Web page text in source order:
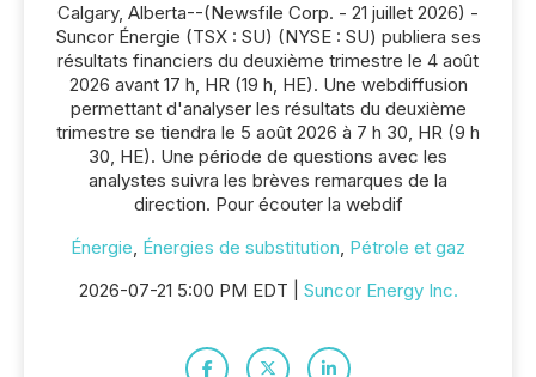
Calgary, Alberta--(Newsfile Corp. - 21 juillet 2026) -
Suncor Énergie (TSX : SU) (NYSE : SU) publiera ses
résultats financiers du deuxième trimestre le 4 août
2026 avant 17 h, HR (19 h, HE). Une webdiffusion
permettant d'analyser les résultats du deuxième
trimestre se tiendra le 5 août 2026 à 7 h 30, HR (9 h
30, HE). Une période de questions avec les
analystes suivra les brèves remarques de la
direction. Pour écouter la webdif
Énergie, Énergies de substitution, Pétrole et gaz
2026-07-21 5:00 PM EDT | Suncor Energy Inc.